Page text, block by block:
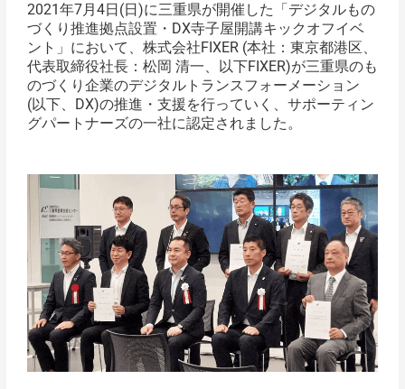
2021年7月4日(日)に三重県が開催した「デジタルもの
づくり推進拠点設置・DX寺子屋開講キックオフイベ
ント」において、株式会社FIXER (本社：東京都港区、
代表取締役社⻑：松岡 清⼀、以下FIXER)が三重県のも
のづくり企業のデジタルトランスフォーメーション
(以下、DX)の推進・支援を行っていく、サポーティン
グパートナーズの一社に認定されました。